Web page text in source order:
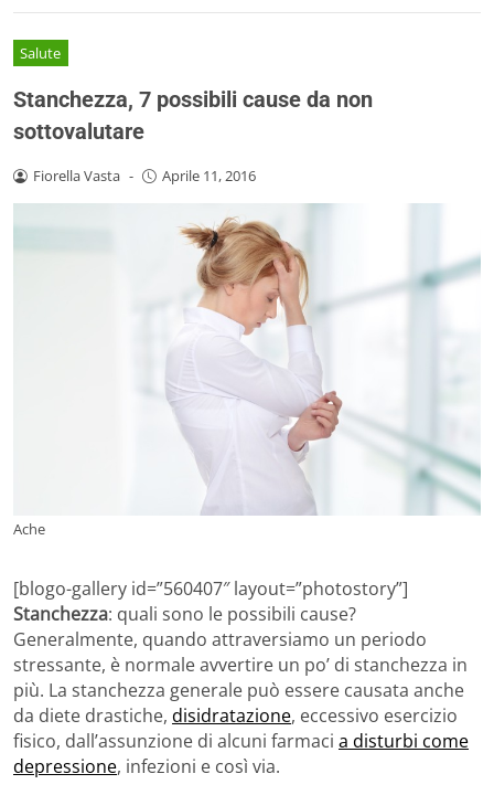
Salute
Stanchezza, 7 possibili cause da non
sottovalutare
Fiorella Vasta - Aprile 11, 2016
Ache
[blogo-gallery id=”560407″ layout=”photostory”]
Stanchezza: quali sono le possibili cause?
Generalmente, quando attraversiamo un periodo
stressante, è normale avvertire un po’ di stanchezza in
più. La stanchezza generale può essere causata anche
da diete drastiche, disidratazione, eccessivo esercizio
fisico, dall’assunzione di alcuni farmaci a disturbi come
depressione, infezioni e così via.